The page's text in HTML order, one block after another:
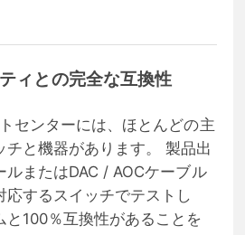
ィとの完全な互換性
センターには、ほとんどの主
チと機器があります。 製品出
またはDAC / AOCケーブル
応するスイッチでテストし
と100％互換性があることを